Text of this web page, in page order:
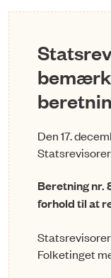
Den 17.
Beretning nr.
forhold til at
Folketinget